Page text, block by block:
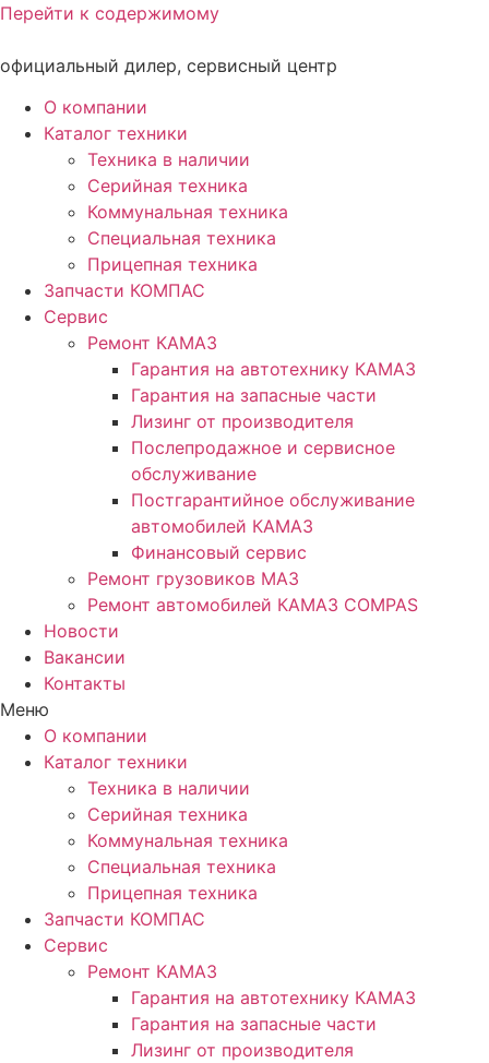
Перейти к содержимому
официальный дилер, сервисный центр
О компании
Каталог техники
Техника в наличии
Серийная техника
Коммунальная техника
Специальная техника
Прицепная техника
Запчасти КОМПАС
Сервис
Ремонт КАМАЗ
Гарантия на автотехнику КАМАЗ
Гарантия на запасные части
Лизинг от производителя
Послепродажное и сервисное
обслуживание
Постгарантийное обслуживание
автомобилей КАМАЗ
Финансовый сервис
Ремонт грузовиков МАЗ
Ремонт автомобилей КАМАЗ COMPAS
Новости
Вакансии
Контакты
Меню
О компании
Каталог техники
Техника в наличии
Серийная техника
Коммунальная техника
Специальная техника
Прицепная техника
Запчасти КОМПАС
Сервис
Ремонт КАМАЗ
Гарантия на автотехнику КАМАЗ
Гарантия на запасные части
Лизинг от производителя